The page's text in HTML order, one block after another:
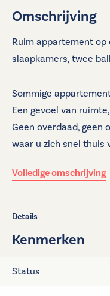
Omschrijving
Ruim appartement
slaapkamers, twee
Sommige
Een gevoel van
Geen overdaad, geen
waar u zich snel thuis
bevindt zich dit royale
woonkamer en maar
Volledige omschrijving
Details
Kenmerken
Status